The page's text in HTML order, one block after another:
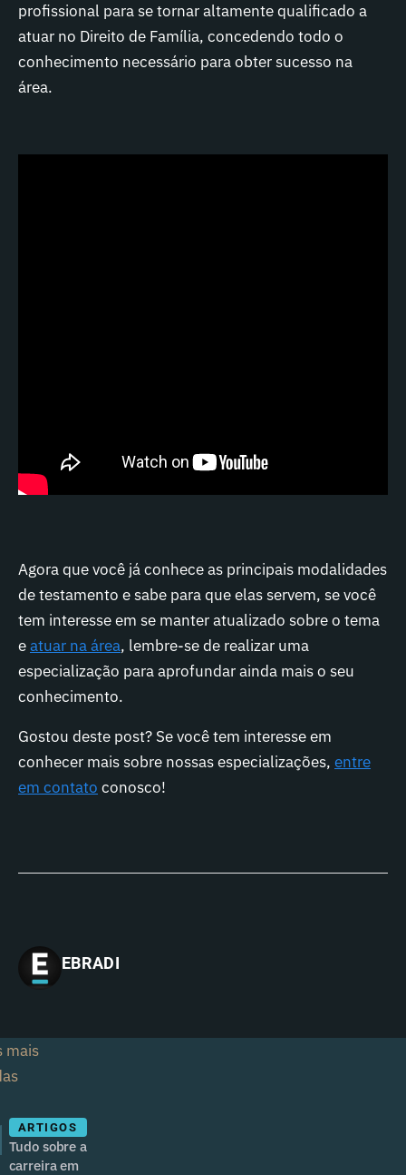
profissional para se tornar altamente qualificado a
atuar no Direito de Família, concedendo todo o
conhecimento necessário para obter sucesso na
área.
Agora que você já conhece as principais modalidades
de testamento e sabe para que elas servem, se você
tem interesse em se manter atualizado sobre o tema
eatuar na área, lembre-se de realizar uma
especialização para aprofundar ainda mais o seu
conhecimento.
Gostou deste post? Se você tem interesse em
conhecer mais sobre nossas especializações, entre
em contato conosco!
EBRADI
mais
ARTIGOS
Tudo sobre a
carreira em